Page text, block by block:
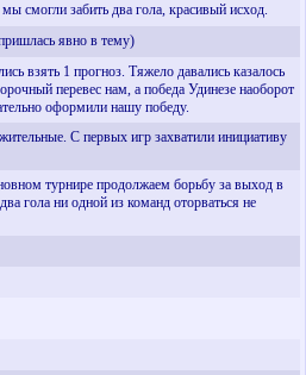
смогли забить два гола, красивый исход.
явно в тему)
взять 1 прогноз. Тяжело давались казалось
перевес нам, а победа Удинезе наоборот
оформили нашу победу.
С первых игр захватили инициативу
турнире продолжаем борьбу за выход в
гола ни одной из команд оторваться не